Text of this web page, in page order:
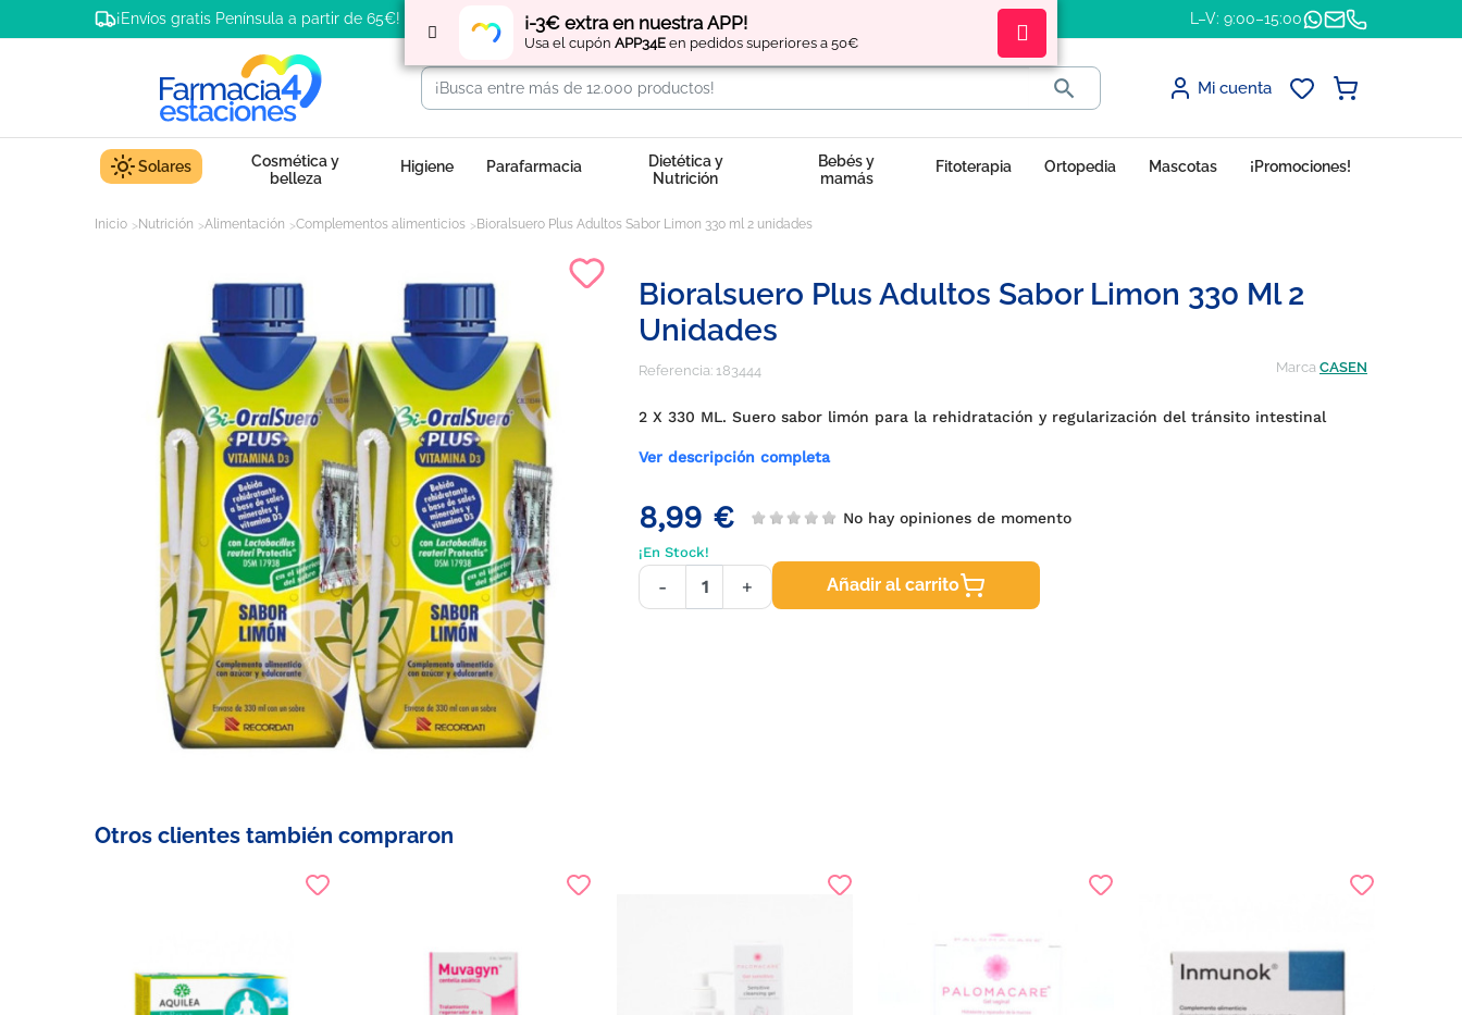
¡-3€ extra en nuestra APP!
Usa el cupón APP34E en pedidos superiores a 50€
¡Envíos gratis Península a partir de 65€! Regístratey obtén L–V: 9:00–15:00
 Mi cuenta
Solares
Cosmética y
belleza
Higiene Parafarmacia
Dietética y
Nutrición
Bebés y
mamás
Fitoterapia Ortopedia Mascotas ¡Promociones!
Inicio Nutrición Alimentación Complementos alimenticios Bioralsuero Plus Adultos Sabor Limon 330 ml 2 unidades
Bioralsuero Plus Adultos Sabor Limon 330 Ml 2
Unidades
Referencia: 183444 Marca CASEN
2 X 330 ML. Suero sabor limón para la rehidratación y regularización del tránsito intestinal
Ver descripción completa
8,99 € No hay opiniones de momento
¡En Stock!
- + Añadir al carrito
Otros clientes también compraron